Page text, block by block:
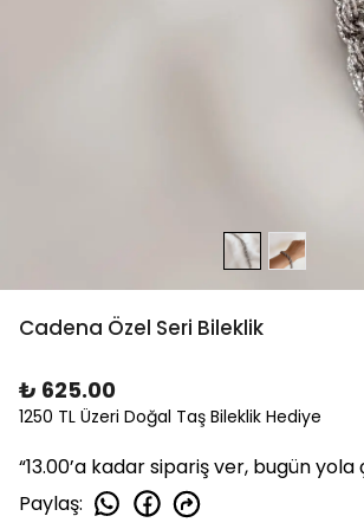
Cadena Özel Seri Bileklik
₺ 625.00
1250 TL Üzeri Doğal Taş Bileklik Hediye
“13.00’a kadar sipariş ver, bugün yola
Paylaş: